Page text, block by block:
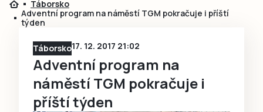
Táborsko
Adventní program na náměstí TGM pokračuje i příští
týden
Táborsko17. 12. 2017 21:02
Adventní program na
náměstí TGM pokračuje i
příští týden